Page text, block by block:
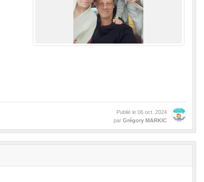
Publié le 06 oct. 2024
par Grégory MARKIC